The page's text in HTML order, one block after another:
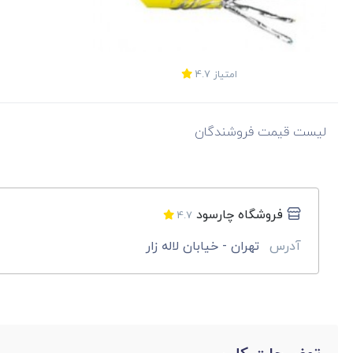
امتیاز 4.7
لیست قیمت فروشندگان
فروشگاه چارسود 4.7
آدرس تهران - خیابان لاله زار